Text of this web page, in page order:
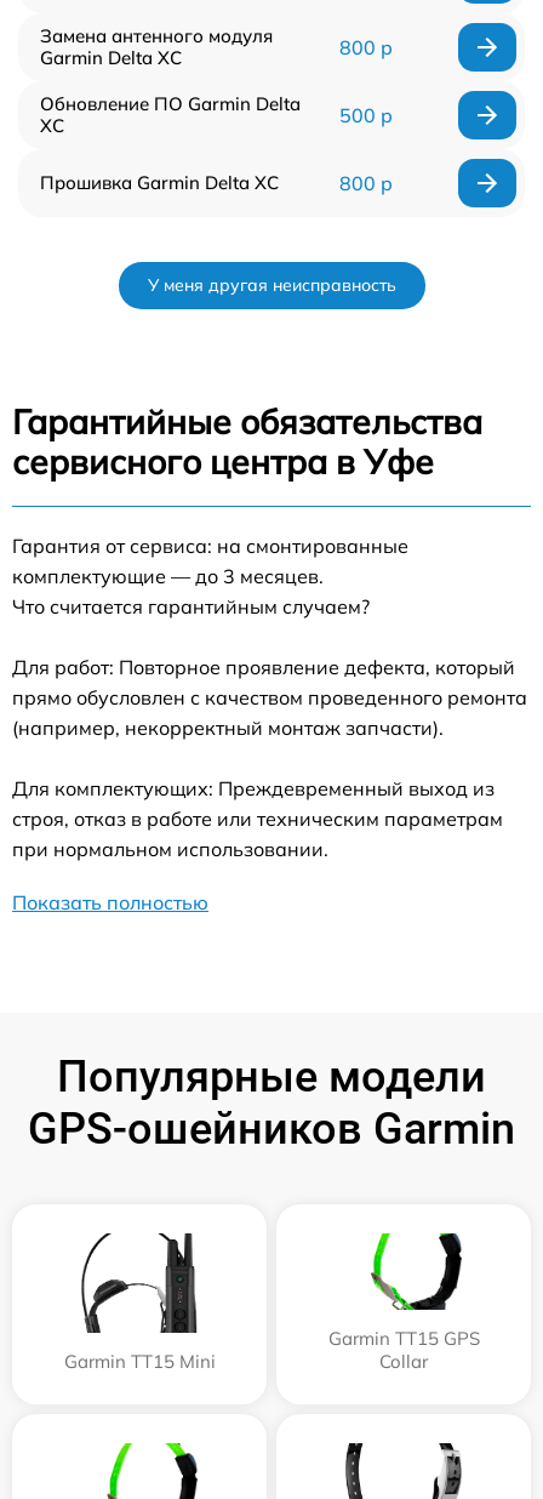
Замена антенного модуля
Garmin Delta XC
800 р
Обновление ПО Garmin Delta
XC
500 р
Прошивка Garmin Delta XC 800 р
У меня другая неисправность
Гарантийные обязательства
сервисного центра в Уфе
Гарантия от сервиса: на смонтированные
комплектующие — до 3 месяцев.
Что считается гарантийным случаем?
Для работ: Повторное проявление дефекта, который
прямо обусловлен с качеством проведенного ремонта
(например, некорректный монтаж запчасти).
Для комплектующих: Преждевременный выход из
строя, отказ в работе или техническим параметрам
при нормальном использовании.
Показать полностью
Популярные модели
GPS-ошейников Garmin
Garmin TT15 Mini
Garmin TT15 GPS
Collar